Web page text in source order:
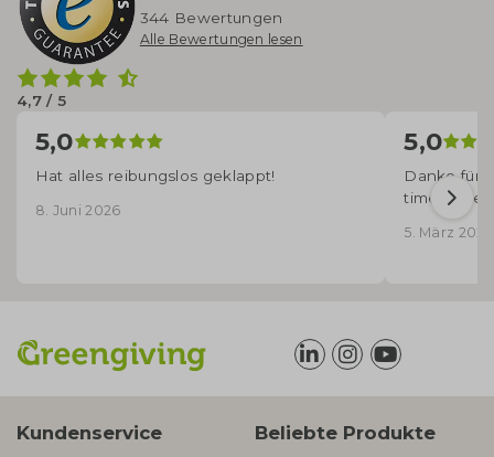
4,7 / 5
344 Bewertungen
Alle Bewertungen lesen
5,0
Hat alles reibungslos geklappt!
8. Juni 2026
5,0
Danke für
time
5. März 2026
Kundenservice Beliebte Produkte